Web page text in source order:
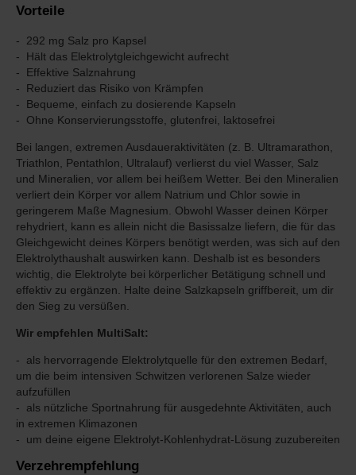
Vorteile
292 mg Salz pro Kapsel
Hält das Elektrolytgleichgewicht aufrecht
Effektive Salznahrung
Reduziert das Risiko von Krämpfen
Bequeme, einfach zu dosierende Kapseln
Ohne Konservierungsstoffe, glutenfrei, laktosefrei
Bei langen, extremen Ausdaueraktivitäten (z. B. Ultramarathon,
Triathlon, Pentathlon, Ultralauf) verlierst du viel Wasser, Salz
und Mineralien, vor allem bei heißem Wetter. Bei den Mineralien
verliert dein Körper vor allem Natrium und Chlor sowie in
geringerem Maße Magnesium. Obwohl Wasser deinen Körper
rehydriert, kann es allein nicht die Basissalze liefern, die für das
Gleichgewicht deines Körpers benötigt werden, was sich auf den
Elektrolythaushalt auswirken kann. Deshalb ist es besonders
wichtig, die Elektrolyte bei körperlicher Betätigung schnell und
effektiv zu ergänzen. Halte deine Salzkapseln griffbereit, um dir
den Sieg zu versüßen.
Wir empfehlen MultiSalt:
als hervorragende Elektrolytquelle für den extremen Bedarf,
um die beim intensiven Schwitzen verlorenen Salze wieder
aufzufüllen
als nützliche Sportnahrung für ausgedehnte Aktivitäten, auch
in extremen Klimazonen
um deine eigene Elektrolyt-Kohlenhydrat-Lösung zuzubereiten
Verzehrempfehlung